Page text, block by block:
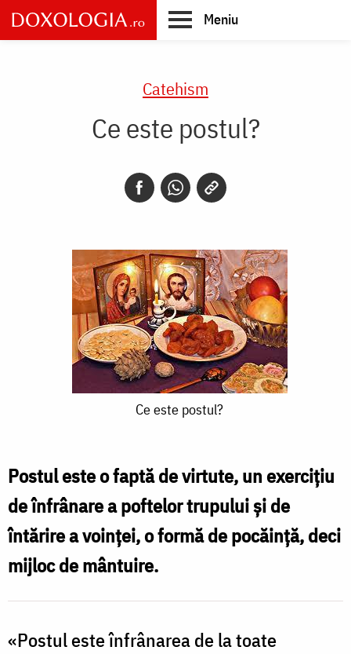
Skip
to
main
Meniu
Catehism
Ce este postul?
postul?
Ce este postul?
Postul este o faptă de virtute, un exercițiu
de înfrânare a poftelor trupului și de
întărire a voinței, o formă de pocăință, deci
mijloc de mântuire.
«Postul este înfrânarea de la toate